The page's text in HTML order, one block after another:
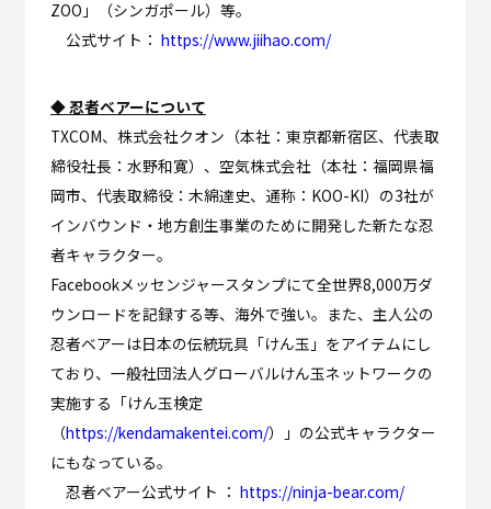
ZOO」（シンガポール）等。
公式サイト： https://www.jiihao.com/
◆ 忍者ベアーについて
TXCOM、株式会社クオン（本社：東京都新宿区、代表取
締役社長：水野和寛）、空気株式会社（本社：福岡県福
岡市、代表取締役：木綿達史、通称：KOO-KI）の3社が
インバウンド・地方創生事業のために開発した新たな忍
者キャラクター。
Facebookメッセンジャースタンプにて全世界8,000万ダ
ウンロードを記録する等、海外で強い。また、主人公の
忍者ベアーは日本の伝統玩具「けん玉」をアイテムにし
ており、一般社団法人グローバルけん玉ネットワークの
実施する「けん玉検定
（https://kendamakentei.com/）」の公式キャラクター
にもなっている。
忍者ベアー公式サイト ： https://ninja-bear.com/